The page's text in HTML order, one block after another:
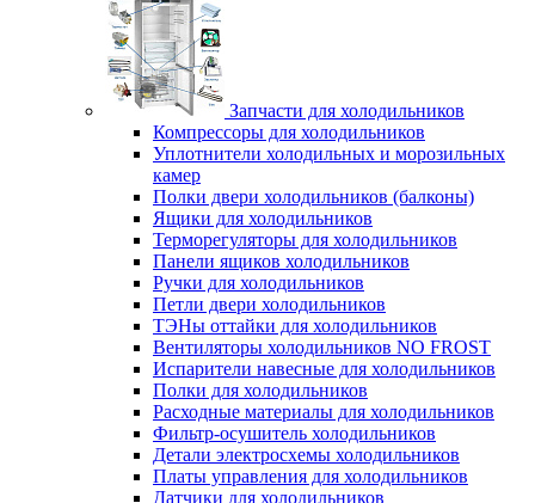
Запчасти для холодильников
Компрессоры для холодильников
Уплотнители холодильных и морозильных
камер
Полки двери холодильников (балконы)
Ящики для холодильников
Терморегуляторы для холодильников
Панели ящиков холодильников
Ручки для холодильников
Петли двери холодильников
ТЭНы оттайки для холодильников
Вентиляторы холодильников NO FROST
Испарители навесные для холодильников
Полки для холодильников
Расходные материалы для холодильников
Фильтр-осушитель холодильников
Детали электросхемы холодильников
Платы управления для холодильников
Датчики для холодильников